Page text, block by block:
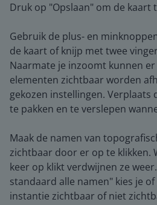
Druk op "Opslaan" om de kaart
Gebruik de plus- en
de kaart of knijp met twee
Naarmate je inzoomt kunnen
elementen zichtbaar worden
gekozen instellingen. Verplaats
te pakken en te verslepen
Maak de namen van
zichtbaar door er op te klikken.
keer op klikt verdwijnen ze
standaard alle namen" kies je
instantie zichtbaar of niet